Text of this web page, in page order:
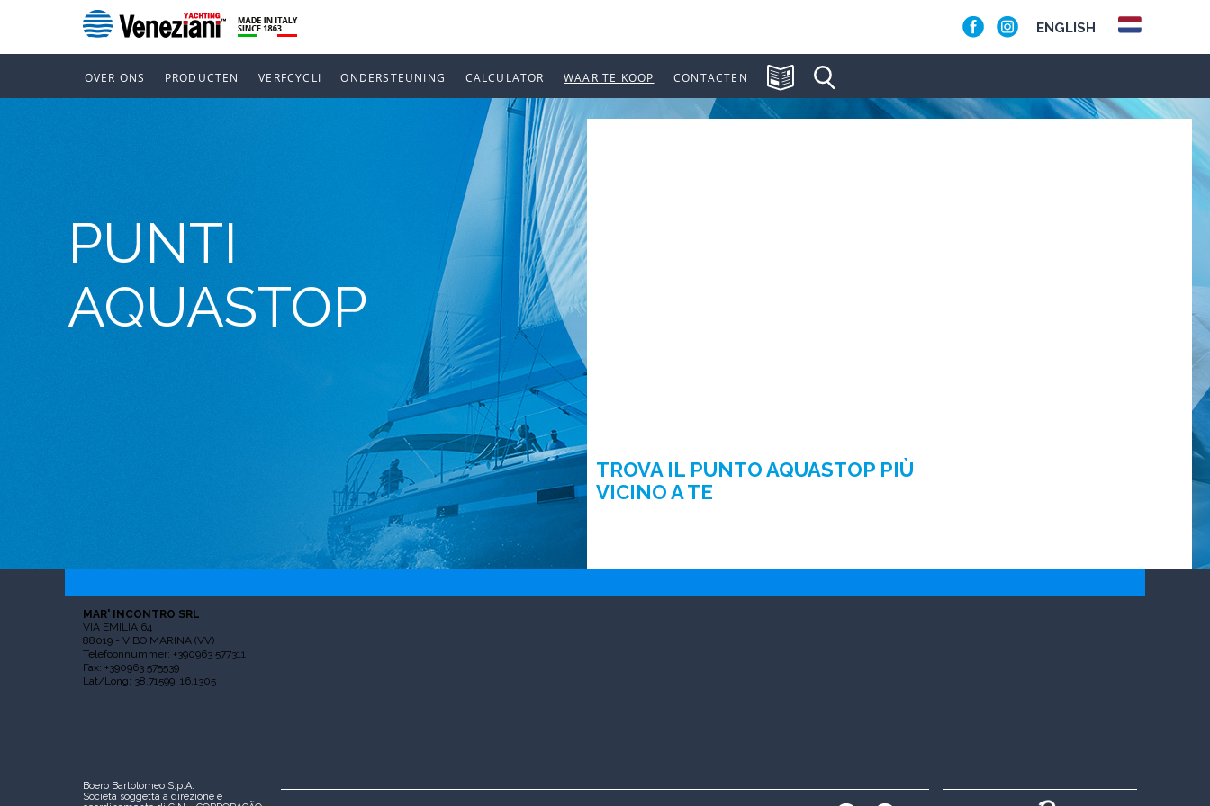
ENGLISH
OVER ONS PRODUCTEN VERFCYCLI ONDERSTEUNING CALCULATOR WAAR TE KOOP CONTACTEN
PUNTI
AQUASTOP
TROVA IL PUNTO AQUASTOP PIÙ
VICINO A TE
MAR' INCONTRO SRL
VIA EMILIA 64
88019 - VIBO MARINA (VV)
Telefoonnummer: +390963 577311
Fax: +390963 575539
Lat/Long: 38.71599, 16.1305
Boero Bartolomeo S.p.A.
Società soggetta a direzione e